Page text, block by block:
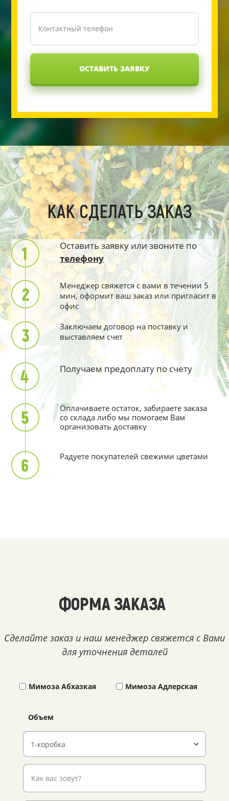
ОСТАВИТЬ ЗАЯВКУ
КАК СДЕЛАТЬ ЗАКАЗ
Оставить заявку или звоните по
телефону
Менеджер свяжется с вами в течении 5
мин, оформит ваш заказ или пригласит в
офис
Заключаем договор на поставку и
выставляем счет
Получаем предоплату по счету
Оплачиваете остаток, забираете заказа
со склада либо мы помогаем Вам
организовать доставку
Радуете покупателей свежими цветами
ФОРМА ЗАКАЗА
Сделайте заказ и наш менеджер свяжется с Вами
для уточнения деталей
Мимоза Абхазкая Мимоза Адлерская
Объем